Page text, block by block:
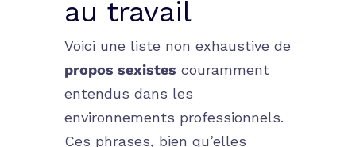
au travail
Voici une liste non exhaustive de
propos sexistes couramment
entendus dans les
environnements professionnels.
Ces phrases, bien qu’elles